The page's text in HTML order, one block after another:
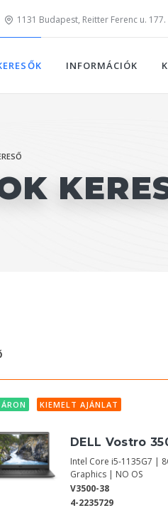
1131 Budapest, Reitter Ferenc u. 177.
INFORMÁCIÓK
KIEMELT AJÁNLAT
DELL Vostro
Intel Core i5-1135G7 |
Graphics | NO OS
V3500-38
4-2235729